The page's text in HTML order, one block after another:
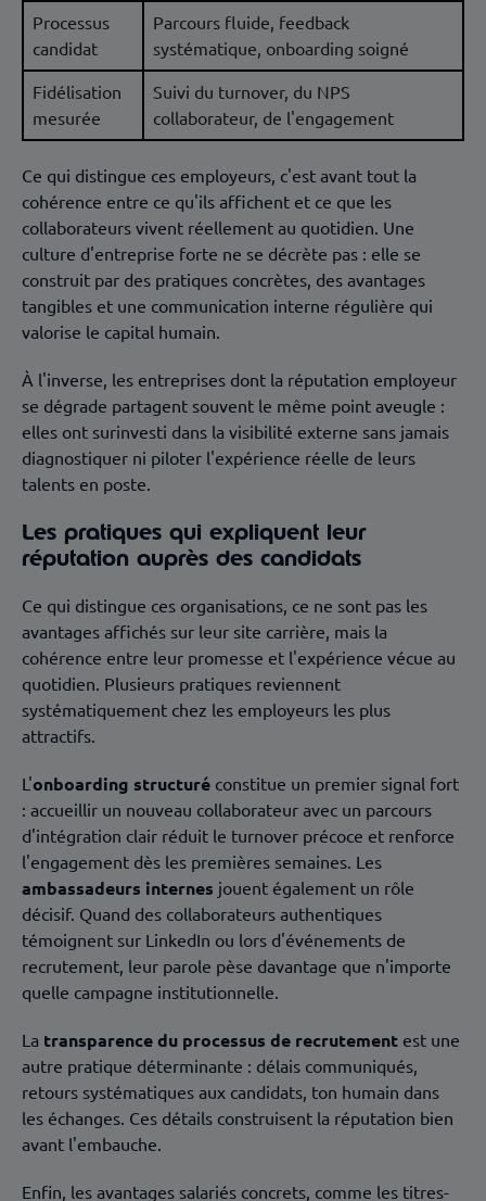
Processus
candidat
Parcours fluide, feedback
systématique, onboarding soigné
Fidélisation
mesurée
Suivi du turnover, du NPS
collaborateur, de l'engagement
Ce qui distingue ces employeurs, c'est avant tout la
cohérence entre ce qu'ils affichent et ce que les
collaborateurs vivent réellement au quotidien. Une
culture d'entreprise forte ne se décrète pas : elle se
construit par des pratiques concrètes, des avantages
tangibles et une communication interne régulière qui
valorise le capital humain.
À l'inverse, les entreprises dont la réputation employeur
se dégrade partagent souvent le même point aveugle :
elles ont surinvesti dans la visibilité externe sans jamais
diagnostiquer ni piloter l'expérience réelle de leurs
talents en poste.
Les pratiques qui expliquent leur
réputation auprès des candidats
Ce qui distingue ces organisations, ce ne sont pas les
avantages affichés sur leur site carrière, mais la
cohérence entre leur promesse et l'expérience vécue au
quotidien. Plusieurs pratiques reviennent
systématiquement chez les employeurs les plus
attractifs.
L'onboarding structuré constitue un premier signal fort
: accueillir un nouveau collaborateur avec un parcours
d'intégration clair réduit le turnover précoce et renforce
l'engagement dès les premières semaines. Les
ambassadeurs internes jouent également un rôle
décisif. Quand des collaborateurs authentiques
témoignent sur LinkedIn ou lors d'événements de
recrutement, leur parole pèse davantage que n'importe
quelle campagne institutionnelle.
La transparence du processus de recrutement est une
autre pratique déterminante : délais communiqués,
retours systématiques aux candidats, ton humain dans
les échanges. Ces détails construisent la réputation bien
avant l'embauche.
Enfin, les avantages salariés concrets, comme les titres-